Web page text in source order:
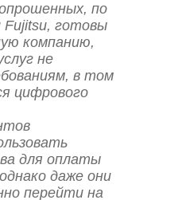
по
Fujitsu, готовы
компанию,
не
в том
цифрового
для оплаты
даже они
перейти на